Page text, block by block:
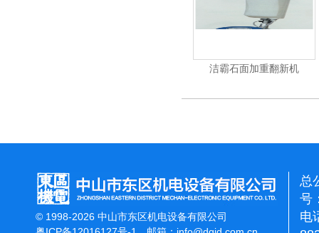
洁霸石面加重翻新机 电动高
© 1998-2026 中山市东区机电设备有限公司
总
号
电